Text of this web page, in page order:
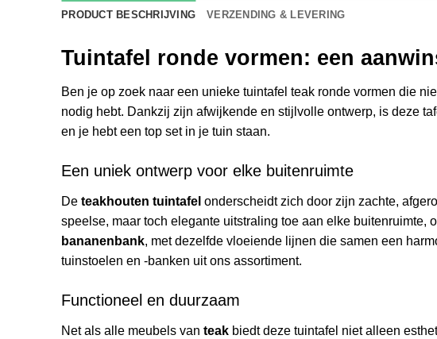
PRODUCT BESCHRIJVING VERZENDING & LEVERING
Tuintafel ronde vormen: een
Ben je op zoek naar een unieke tuintafel teak ronde vormen die
nodig hebt. Dankzij zijn afwijkende en stijlvolle ontwerp, is deze
en je hebt een top set in je tuin staan.
Een uniek ontwerp voor elke buitenruimte
De teakhouten tuintafel onderscheidt zich door zijn zachte,
speelse, maar toch elegante uitstraling toe aan elke buitenruimte,
bananenbank, met dezelfde vloeiende lijnen die samen een
tuinstoelen en -banken uit ons assortiment.
Functioneel en duurzaam
Net als alle meubels van teak biedt deze tuintafel niet alleen